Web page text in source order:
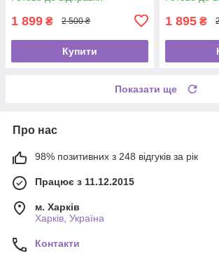
1 899 ₴ 2 500 ₴
Купити
1 895 ₴
Показати ще
Про нас
98% позитивних з 248 відгуків за рік
Працює з 11.12.2015
м. Харків
Харків, Україна
Контакти